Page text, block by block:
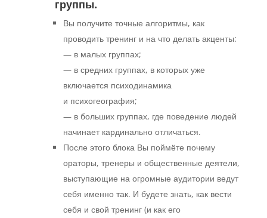
группы.
Вы получите точные алгоритмы, как
проводить тренинг и на что делать акценты:
— в малых группах;
— в средних группах, в которых уже
включается психодинамика
и психогеография;
— в больших группах, где поведение людей
начинает кардинально отличаться.
После этого блока Вы поймёте почему
ораторы, тренеры и общественные деятели,
выступающие на огромные аудитории ведут
себя именно так. И будете знать, как вести
себя и свой тренинг (и как его